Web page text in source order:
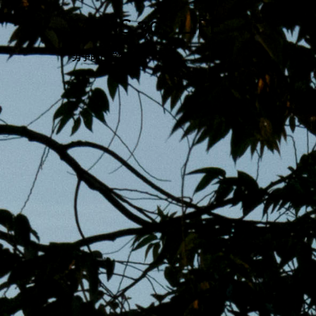
跳
至
主
內
MENS 30S LIFE
男子的日常生活